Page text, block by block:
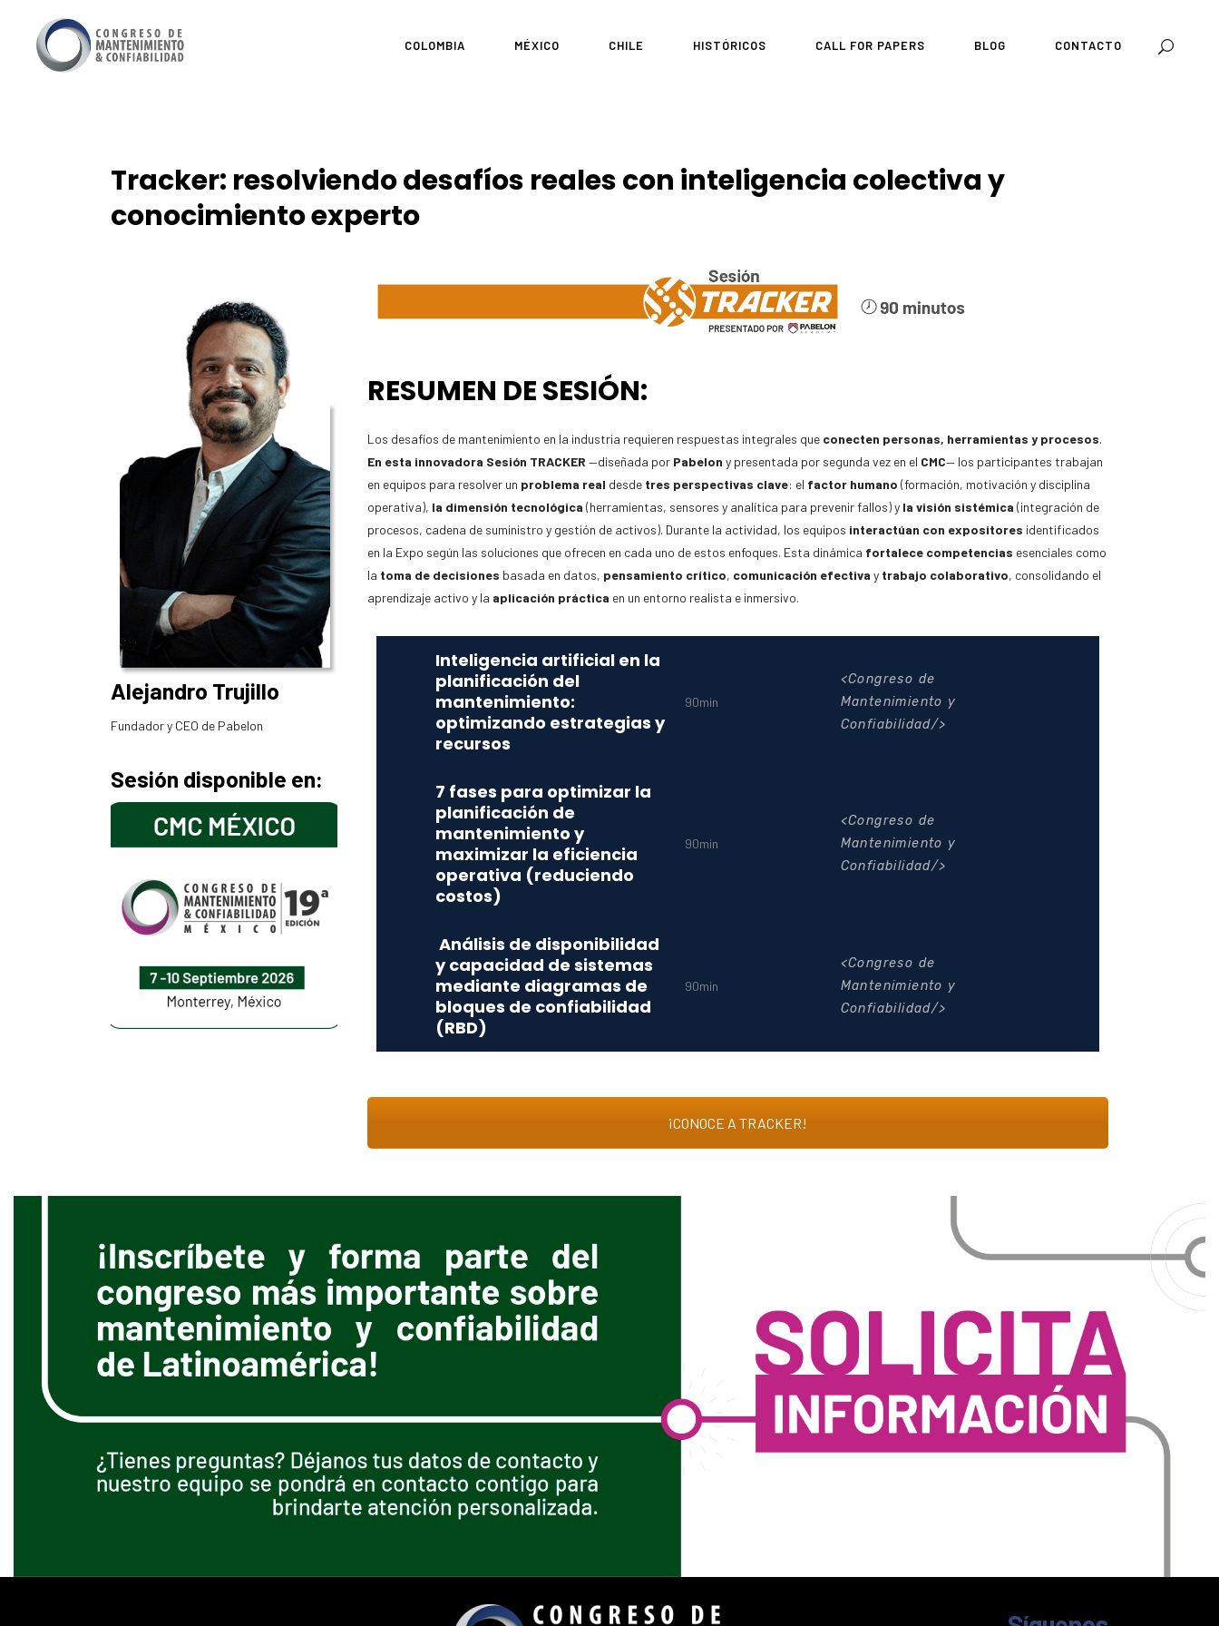
COLOMBIA MÉXICO CHILE HISTÓRICOS CALL FOR PAPERS BLOG CONTACTO
Tracker: resolviendo desafíos reales con inteligencia colectiva y
conocimiento experto
Alejandro Trujillo
Fundador y CEO de Pabelon
Sesión disponible en:
RESUMEN DE SESIÓN:
Los desafíos de mantenimiento en la industria requieren respuestas integrales queconecten personas, herramientas y procesos.
En esta innovadora Sesión TRACKER —diseñada por Pabelon y presentada por segunda vez en el CMC— los participantes trabajan
en equipos para resolver un problema real desde tres perspectivas clave: el factor humano (formación, motivación y disciplina
operativa), la dimensión tecnológica (herramientas, sensores y analítica para prevenir fallos) yla visión sistémica (integración de
procesos, cadena de suministro y gestión de activos). Durante la actividad, los equipos interactúan con expositores identificados
en la Expo según las soluciones que ofrecen en cada uno de estos enfoques. Esta dinámica fortalece competencias esenciales como
la toma de decisiones basada en datos, pensamiento crítico, comunicación efectiva y trabajo colaborativo, consolidando el
aprendizaje activo y la aplicación práctica en un entorno realista e inmersivo.
Inteligencia artificial en la
planificación del
mantenimiento:
optimizando estrategias y
recursos
90min
Congreso de
Mantenimiento y
Confiabilidad
7 fases para optimizar la
planificación de
mantenimiento y
maximizar la eficiencia
operativa (reduciendo
costos)
90min
Congreso de
Mantenimiento y
Confiabilidad
Análisis de disponibilidad
y capacidad de sistemas
mediante diagramas de
bloques de confiabilidad
(RBD)
90min
Congreso de
Mantenimiento y
Confiabilidad
¡CONOCE A TRACKER!